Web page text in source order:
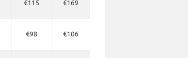
€115 €169
€98 €106